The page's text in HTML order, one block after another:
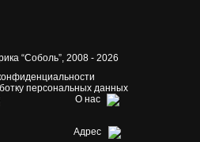
“Соболь”, 2008 - 2026
персональных данных
О нас
Адрес